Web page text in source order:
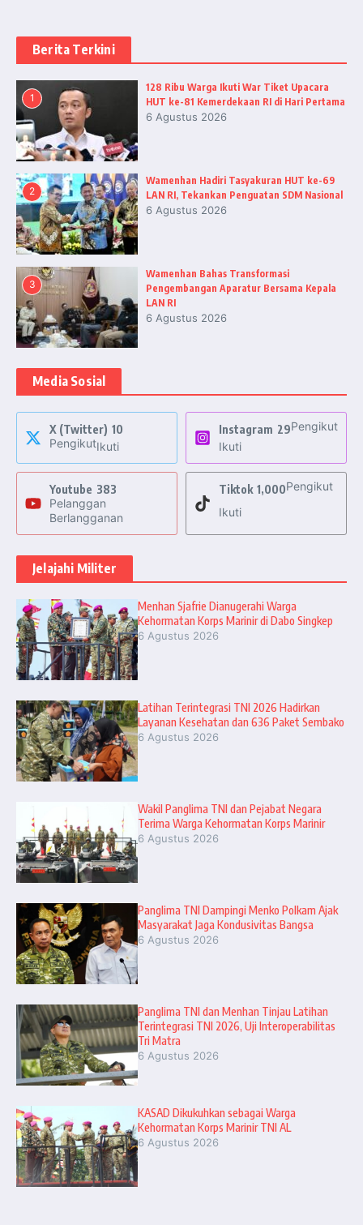
Berita Terkini
1
128 Ribu Warga Ikuti War Tiket Upacara
HUT ke-81 Kemerdekaan RI di Hari Pertama
6 Agustus 2026
2
Wamenhan Hadiri Tasyakuran HUT ke-69
LAN RI, Tekankan Penguatan SDM Nasional
6 Agustus 2026
3
Wamenhan Bahas Transformasi
Pengembangan Aparatur Bersama Kepala
LAN RI
6 Agustus 2026
Media Sosial
X (Twitter) 10
PengikutIkuti
Instagram 29Pengikut
Ikuti
Youtube 383
Pelanggan
Berlangganan
Tiktok 1,000Pengikut
Ikuti
Jelajahi Militer
Menhan Sjafrie Dianugerahi Warga
Kehormatan Korps Marinir di Dabo Singkep
6 Agustus 2026
Latihan Terintegrasi TNI 2026 Hadirkan
Layanan Kesehatan dan 636 Paket Sembako
6 Agustus 2026
Wakil Panglima TNI dan Pejabat Negara
Terima Warga Kehormatan Korps Marinir
6 Agustus 2026
Panglima TNI Dampingi Menko Polkam Ajak
Masyarakat Jaga Kondusivitas Bangsa
6 Agustus 2026
Panglima TNI dan Menhan Tinjau Latihan
Terintegrasi TNI 2026, Uji Interoperabilitas
Tri Matra
6 Agustus 2026
KASAD Dikukuhkan sebagai Warga
Kehormatan Korps Marinir TNI AL
6 Agustus 2026